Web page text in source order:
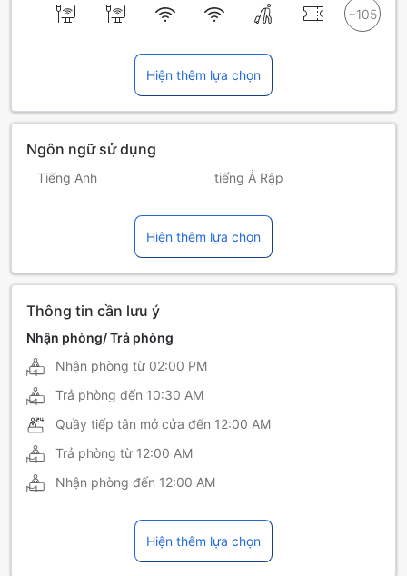
Hiện thêm lựa chọn
Ngôn ngữ sử dụng
Tiếng Anh tiếng Ả Rập
tiếng Pháp
tiếng Tây Ban Nha Tiếng Trung (Quảng Đông)
tiếng Ý
Hiện thêm lựa chọn
Thông tin cần lưu ý
Nhận phòng/ Trả phòng
Nhận phòng từ 02:00 PM
Trả phòng đến 10:30 AM
Quầy tiếp tân mở cửa đến 12:00 AM
Trả phòng từ 12:00 AM
Nhận phòng đến 12:00 AM
Hiện thêm lựa chọn